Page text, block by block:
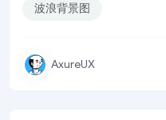
波浪背景图
AxureUX